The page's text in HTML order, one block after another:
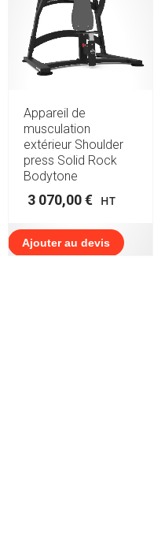
Appareil de
musculation
extérieur Shoulder
press Solid Rock
Bodytone
3 070,00€ HT
Ajouter au devis